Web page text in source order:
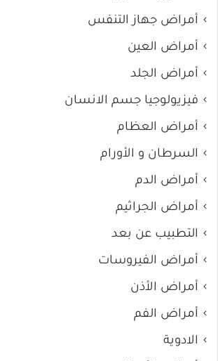
أمراض جهاز التنفس
أمراض العين
أمراض الجلد
فيزيولوجيا جسم الانسان
أمراض العظام
السرطان و الأورام
أمراض الدم
أمراض الجراثيم
التطبيب عن بعد
أمراض الفيروسات
أمراض الأذن
أمراض الفم
الادوية